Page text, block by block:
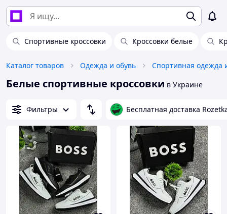
Спортивные кроссовки Кроссовки белые
Каталог товаров Одежда и обувь Спортивная одежда
Белые спортивные кроссовки в Украине
Фильтры Бесплатная доставка